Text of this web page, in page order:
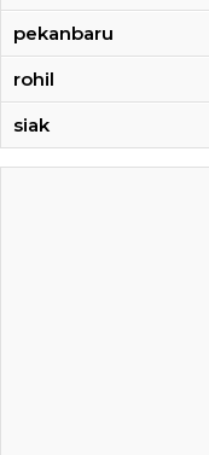
pekanbaru
rohil
siak